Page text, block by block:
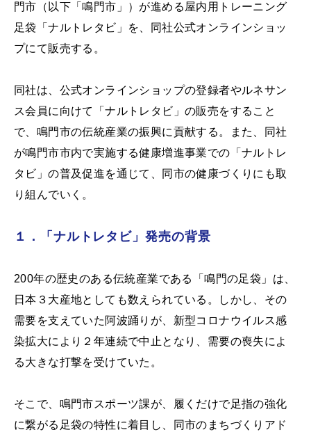
門市（以下「鳴門市」）が進める屋内用トレーニング
足袋「ナルトレタビ」を、同社公式オンラインショッ
プにて販売する。
同社は、公式オンラインショップの登録者やルネサン
ス会員に向けて「ナルトレタビ」の販売をすること
で、鳴門市の伝統産業の振興に貢献する。また、同社
が鳴門市市内で実施する健康増進事業での「ナルトレ
タビ」の普及促進を通じて、同市の健康づくりにも取
り組んでいく。
１．「ナルトレタビ」発売の背景
200年の歴史のある伝統産業である「鳴門の足袋」は、
日本３大産地としても数えられている。しかし、その
需要を支えていた阿波踊りが、新型コロナウイルス感
染拡大により２年連続で中止となり、需要の喪失によ
る大きな打撃を受けていた。
そこで、鳴門市スポーツ課が、履くだけで足指の強化
に繋がる足袋の特性に着目し、同市のまちづくりアド